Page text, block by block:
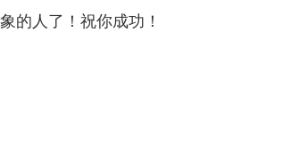
的人了！祝你成功！